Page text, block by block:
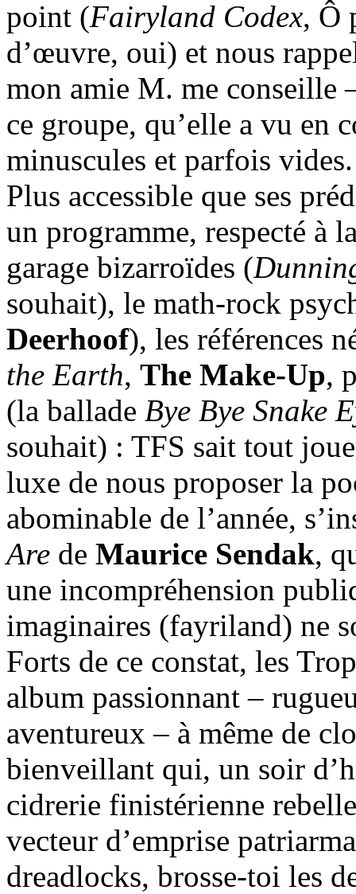
point (Fairyland Codex, Ô
d’œuvre, oui) et nous
mon amie M. me conseille
ce groupe, qu’elle a vu en
minuscules et parfois
Plus accessible que ses
un programme, respecté à
garage bizarroïdes (
souhait), le math-rock
Deerhoof), les références
the Earth, The Make-Up,
(la ballade Bye Bye Snake
souhait) : TFS sait tout
luxe de nous proposer la
abominable de l’année,
Are de Maurice Sendak,
une incompréhension
imaginaires (fayriland) ne
Forts de ce constat, les
album passionnant –
aventureux – à même de
bienveillant qui, un soir
cidrerie finistérienne
vecteur d’emprise
dreadlocks, brosse-toi les